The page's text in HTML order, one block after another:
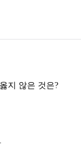
콘크리트 거푸집용 박리제 사용 시 주의사항으로 옳지 않은 것은?